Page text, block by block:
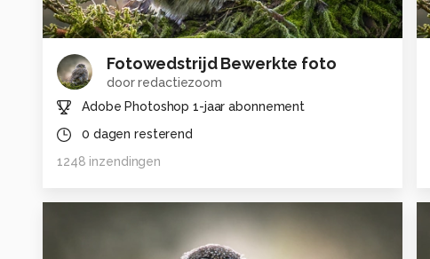
Fotowedstrijd Bewerkte foto
doorredactiezoom
Adobe Photoshop 1-jaar abonnement
0 dagen resterend
1248 inzendingen